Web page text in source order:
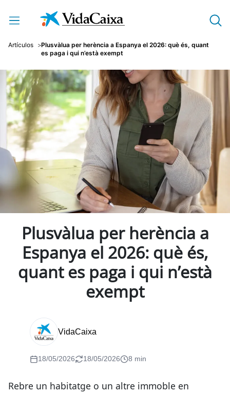
Salta al contingut principal
Artículos
Plusvàlua per herència a Espanya el 2026: què és, quant
es paga i qui n’està exempt
Plusvàlua per herència a
Espanya el 2026: què és,
quant es paga i qui n’està
exempt
VidaCaixa
18/05/2026 18/05/2026 8 min
Rebre un habitatge o un altre immoble en